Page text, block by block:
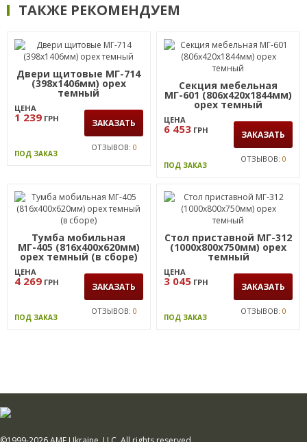
ТАКЖЕ РЕКОМЕНДУЕМ
Двери щитовые МГ-714
(398х1406мм) орех
темный
ЦЕНА
1 239 ГРН ЗАКАЗАТЬ
ПОД ЗАКАЗ
ОТЗЫВОВ: 0
Секция мебельная
МГ-601 (806х420х1844мм)
орех темный
ЦЕНА
6 453 ГРН ЗАКАЗАТЬ
ПОД ЗАКАЗ
ОТЗЫВОВ: 0
Тумба мобильная
МГ-405 (816х400х620мм)
орех темный (в сборе)
ЦЕНА
4 269 ГРН ЗАКАЗАТЬ
ПОД ЗАКАЗ
ОТЗЫВОВ: 0
Стол приставной МГ-312
(1000х800х750мм) орех
темный
ЦЕНА
3 045 ГРН ЗАКАЗАТЬ
ПОД ЗАКАЗ
ОТЗЫВОВ: 0